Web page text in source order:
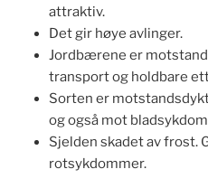
attraktiv.
Det gir høye avlinger.
Jordbærene er
transport og holdbare
Sorten er
og også mot
Sjelden skadet av frost.
rotsykdommer.